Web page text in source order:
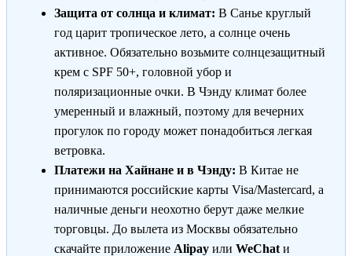
Защита от солнца и климат: В Санье круглый
год царит тропическое лето, а солнце очень
активное. Обязательно возьмите солнцезащитный
крем с SPF 50+, головной убор и
поляризационные очки. В Чэнду климат более
умеренный и влажный, поэтому для вечерних
прогулок по городу может понадобиться легкая
ветровка.
Платежи на Хайнане и в Чэнду: В Китае не
принимаются российские карты Visa/Mastercard, а
наличные деньги неохотно берут даже мелкие
торговцы. До вылета из Москвы обязательно
скачайте приложение Alipay или WeChat и